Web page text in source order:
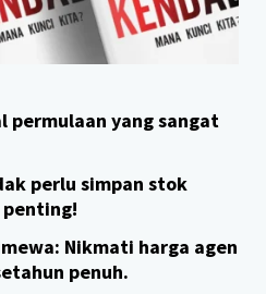
permulaan yang sangat
perlu simpan stok
penting!
Nikmati harga agen
penuh.